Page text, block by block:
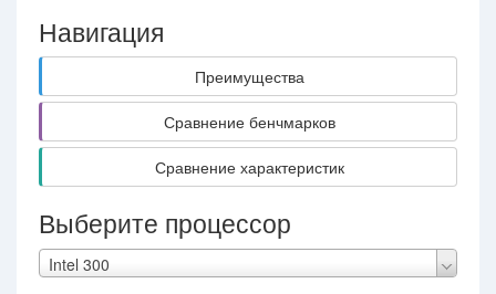
Навигация
Преимущества
Сравнение бенчмарков
Сравнение характеристик
Выберите процессор
Intel 300